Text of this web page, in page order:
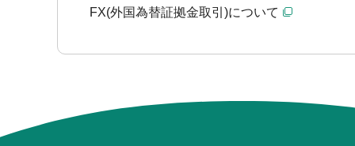
FX(外国為替証拠金取引)について